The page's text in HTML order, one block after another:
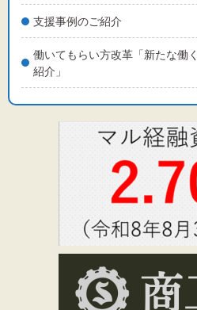
支援事例のご紹介
働いてもらい方改革「新たな働
紹介」